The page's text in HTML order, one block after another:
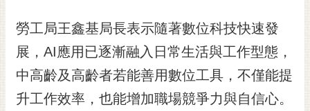
祭
網
站
導
勞工局王鑫基局長表示隨著數位科技快速發
展，AI應用已逐漸融入日常生活與工作型態，
中高齡及高齡者若能善用數位工具，不僅能提
升工作效率，也能增加職場競爭力與自信心。